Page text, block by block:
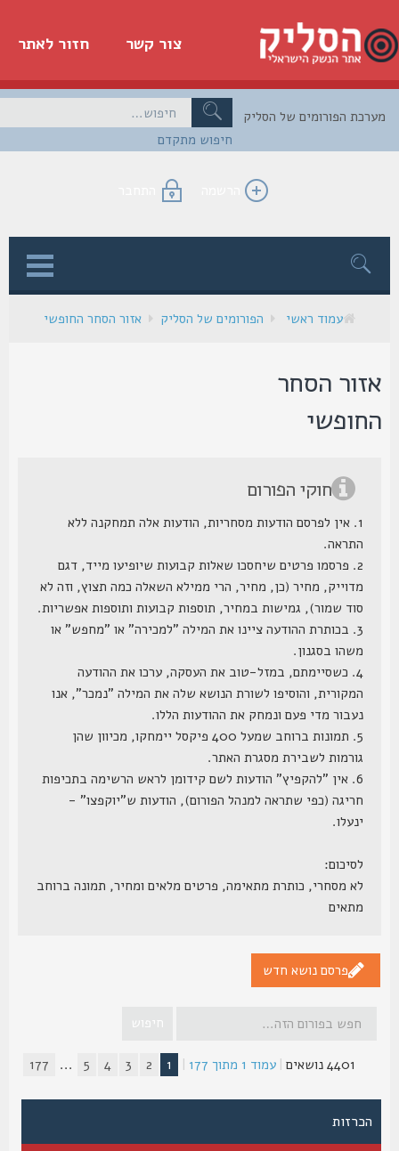
חזור לאתר צור קשר
חיפוש מתקדם
הפורומים של הסליק
הרשמה התחבר
עמוד ראשי הפורומים של הסליק אזור הסחר החופשי
הסחר
חוקי הפורום
1. אין לפרסם הודעות מסחריות, הודעות אלה תמחקנה ללא
התראה.
2. פרסמו פרטים שיחסכו שאלות קבועות שיופיעו מייד, דגם
מדוייק, מחיר (כן, מחיר, הרי ממילא השאלה כמה תצוץ, וזה לא
סוד שמור), גמישות במחיר, תוספות קבועות ותוספות אפשריות.
3. בכותרת ההודעה ציינו את המילה "למכירה" או "מחפש" או
משהו בסגנון.
4. כשסיימתם, במזל-טוב את העסקה, ערכו את ההודעה
המקורית, והוסיפו לשורת הנושא שלה את המילה "נמכר", אנו
נעבור מדי פעם ונמחק את ההודעות הללו.
5. תמונות ברוחב שמעל 400 פיקסל יימחקו, מכיוון שהן
גורמות לשבירת מסגרת האתר.
6. אין "להקפיץ" הודעות לשם קידומן לראש הרשימה בתכיפות
חריגה (כפי שתראה למנהל הפורום), הודעות ש"יוקפצו" -
ינעלו.
לסיכום:
לא מסחרי, כותרת מתאימה, פרטים מלאים ומחיר, תמונה ברוחב
מתאים
פרסם נושא חדש
|עמוד1מתוך177
|
1
5
...
177
הכרזות